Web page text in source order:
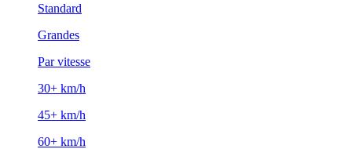
Standard
Grandes
Par vitesse
30+ km/h
45+ km/h
60+ km/h